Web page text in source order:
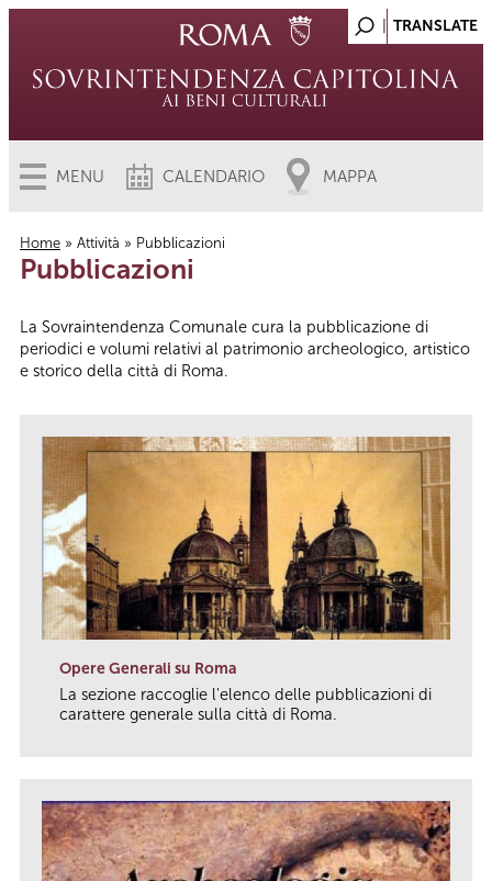
MENU CALENDARIO MAPPA
Tu sei qui
Home » Attività » Pubblicazioni
Pubblicazioni
La Sovraintendenza Comunale cura la pubblicazione di
periodici e volumi relativi al patrimonio archeologico, artistico
e storico della città di Roma.
Opere Generali su Roma
La sezione raccoglie l'elenco delle pubblicazioni di
carattere generale sulla città di Roma.